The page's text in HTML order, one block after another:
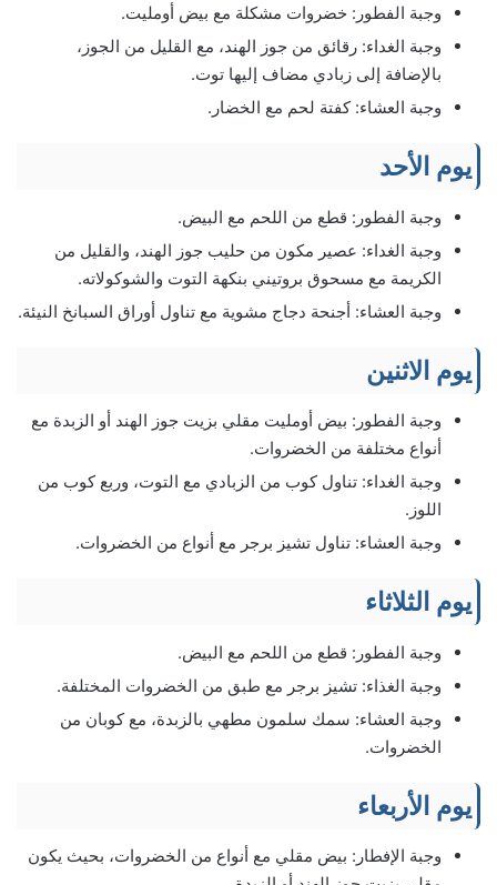
وجبة الفطور: خضروات مشكلة مع بيض أومليت.
وجبة الغداء: رقائق من جوز الهند، مع القليل من الجوز،
بالإضافة إلى زبادي مضاف إليها توت.
وجبة العشاء: كفتة لحم مع الخضار.
يوم الأحد
وجبة الفطور: قطع من اللحم مع البيض.
وجبة الغداء: عصير مكون من حليب جوز الهند، والقليل من
الكريمة مع مسحوق بروتيني بنكهة التوت والشوكولاته.
وجبة العشاء: أجنحة دجاج مشوية مع تناول أوراق السبانخ النيئة.
يوم الاثنين
وجبة الفطور: بيض أومليت مقلي بزيت جوز الهند أو الزبدة مع
أنواع مختلفة من الخضروات.
وجبة الغداء: تناول كوب من الزبادي مع التوت، وربع كوب من
اللوز.
وجبة العشاء: تناول تشيز برجر مع أنواع من الخضروات.
يوم الثلاثاء
وجبة الفطور: قطع من اللحم مع البيض.
وجبة الغذاء: تشيز برجر مع طبق من الخضروات المختلفة.
وجبة العشاء: سمك سلمون مطهي بالزبدة، مع كوبان من
الخضروات.
يوم الأربعاء
وجبة الإفطار: بيض مقلي مع أنواع من الخضروات، بحيث يكون